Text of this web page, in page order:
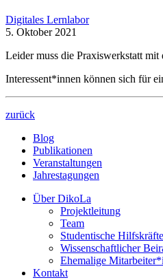
Digitales Lernlabor
5. Oktober 2021
Leider muss die Praxiswerkstatt
Interessent*innen können sich für
zurück
Blog
Publikationen
Veranstaltungen
Jahrestagungen
Über DikoLa
Projektleitung
Team
Studentische Hilfskräfte
Wissenschaftlicher
Ehemalige
Kontakt